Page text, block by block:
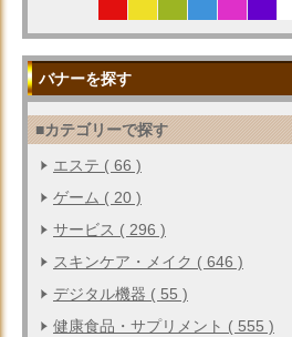
バナーを探す
■カテゴリーで探す
エステ ( 66 )
ゲーム ( 20 )
サービス ( 296 )
スキンケア・メイク ( 646 )
デジタル機器 ( 55 )
健康食品・サプリメント ( 555 )